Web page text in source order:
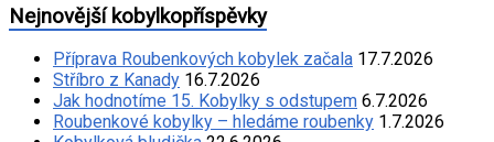
Nejnovější kobylkopříspěvky
Příprava Roubenkových kobylek začala 17.7.2026
Stříbro z Kanady 16.7.2026
Jak hodnotíme 15. Kobylky s odstupem 6.7.2026
Roubenkové kobylky – hledáme roubenky 1.7.2026